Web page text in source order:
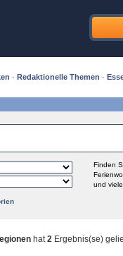
· Redaktionelle Themen ·
Finden
und
hat2 Ergebnis(se)